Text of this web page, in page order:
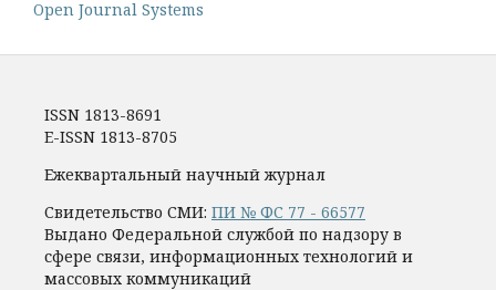
Open Journal Systems
ISSN 1813-8691
E-ISSN 1813-8705
Ежеквартальный научный журнал
Свидетельство СМИ: ПИ № ФС 77 - 66577
Выдано Федеральной службой по надзору в
сфере связи, информационных технологий и
массовых коммуникаций